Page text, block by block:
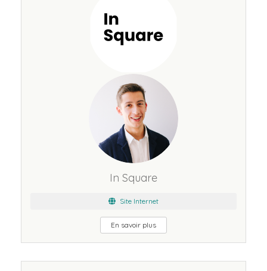
In Square
Site Internet
En savoir plus